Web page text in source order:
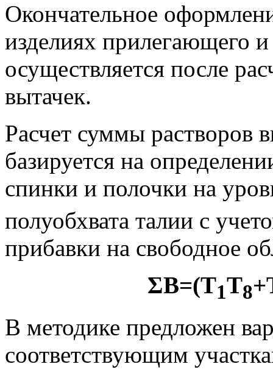
Окончательное
изделиях прилегающего
осуществляется после
вытачек.
Расчет суммы растворов
базируется на
спинки и полочки на
полуобхвата талии с
прибавки на свободное
ΣВ=(Т1Т8
В методике предложен
соответствующим